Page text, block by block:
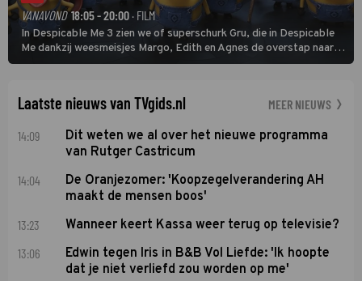
VANAVOND 18:05 - 20:00· FILM
In Despicable Me 3 zien we of superschurk Gru, die in Despicable
Me dankzij weesmeisjes Margo, Edith en Agnes de overstap naar
het rechte pad maakte, ook op dat pad weet te blijven.
Laatste nieuws van TVgids.nl MEER NIEUWS
14:09
Dit weten we al over het nieuwe programma
van Rutger Castricum
14:04
De Oranjezomer: 'Koopzegelverandering AH
maakt de mensen boos'
13:23 Wanneer keert Kassa weer terug op televisie?
13:06
Edwin tegen Iris in B&B Vol Liefde: 'Ik hoopte
dat je niet verliefd zou worden op me'